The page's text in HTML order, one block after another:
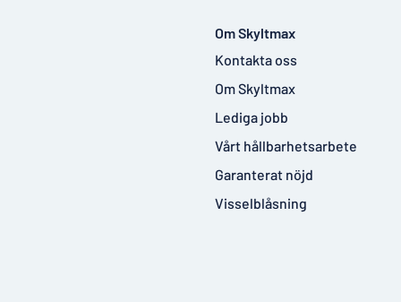
Om Skyltmax
Kontakta oss
Om Skyltmax
Lediga jobb
Vårt hållbarhetsarbete
Garanterat nöjd
Visselblåsning